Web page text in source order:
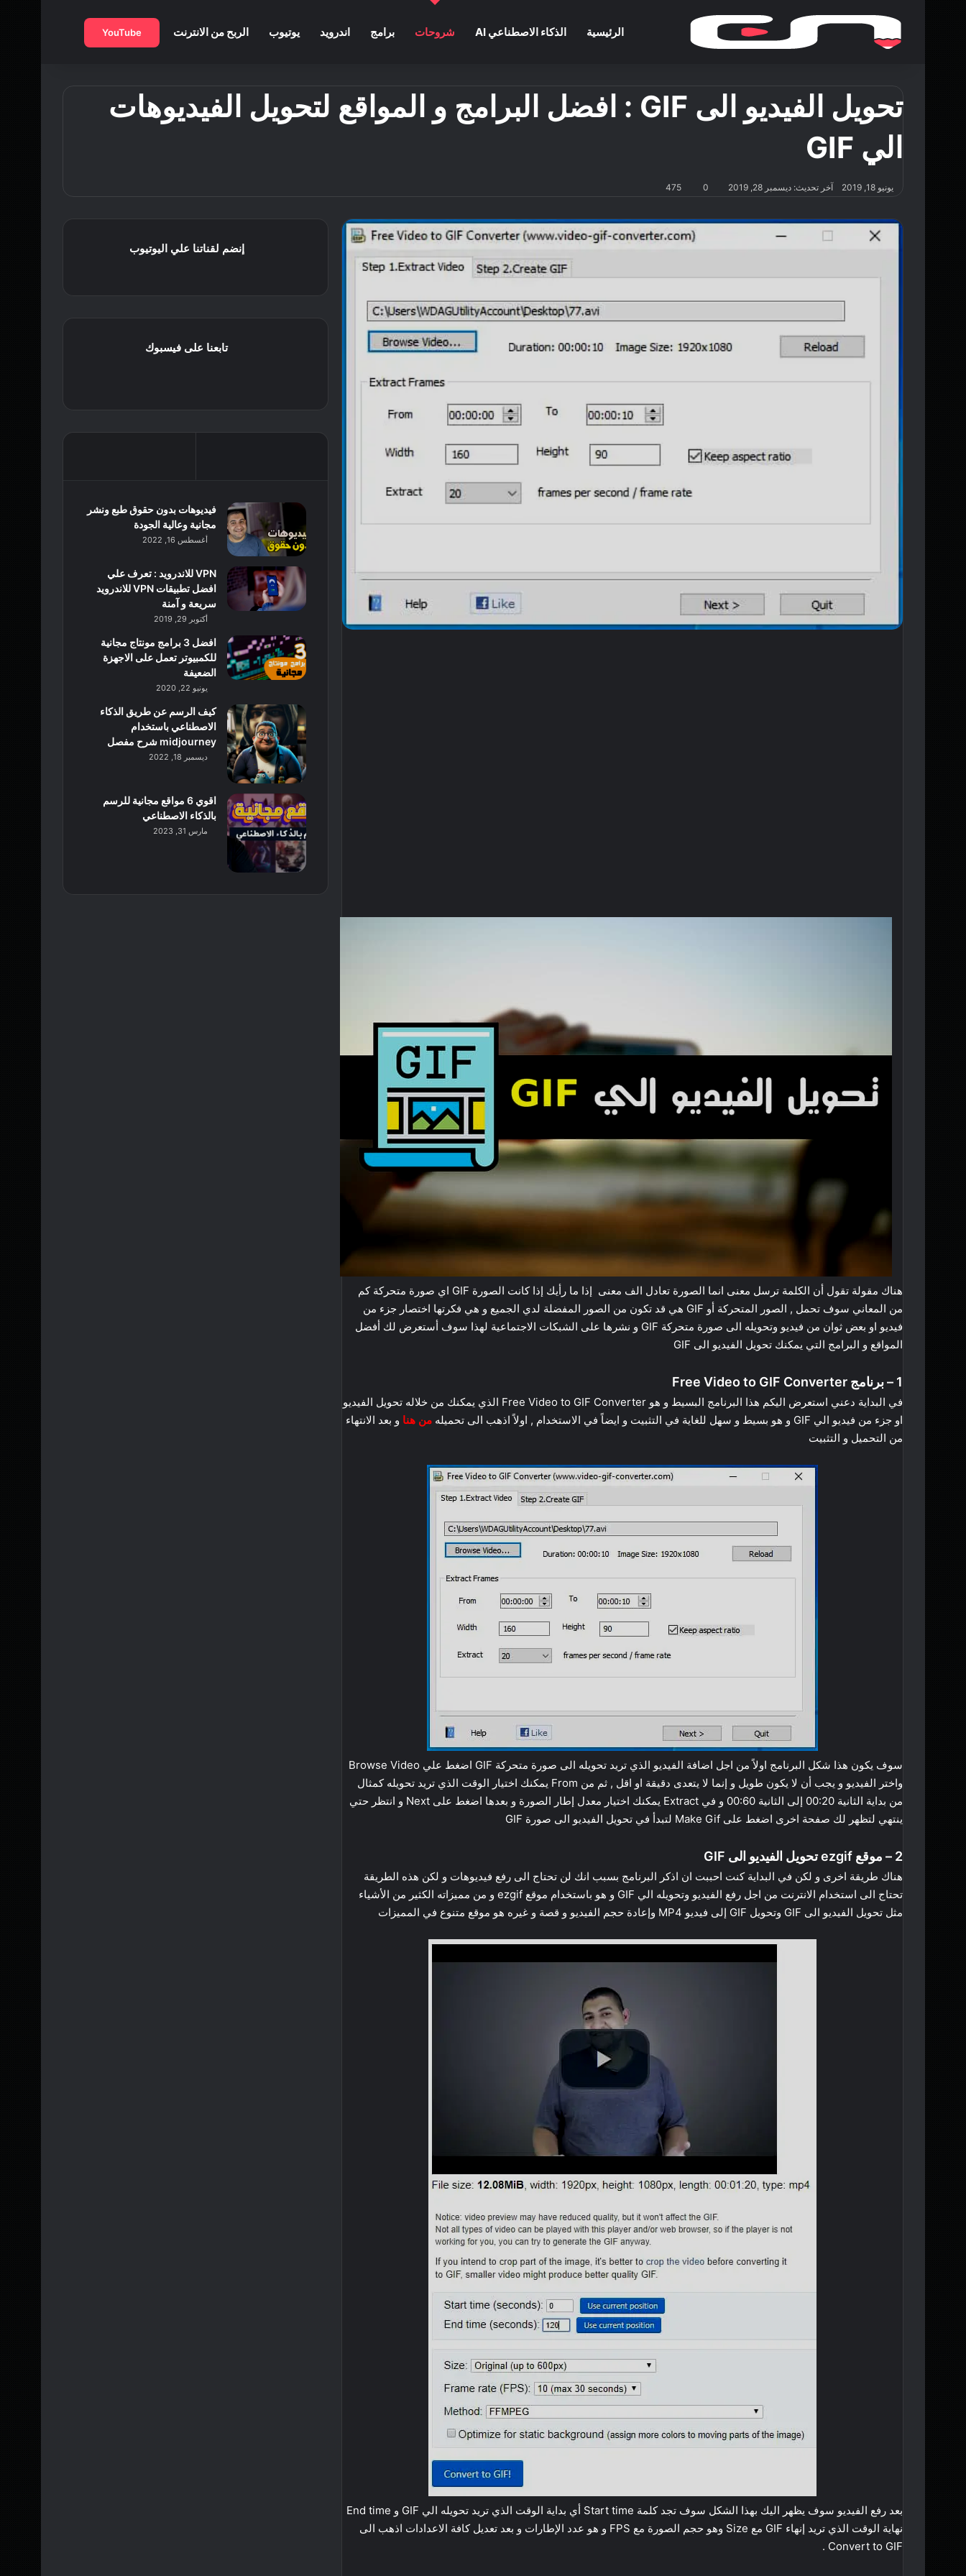
الرئيسية الذكاء الاصطناعي AI شروحات برامج اندرويد يوتيوب الربح من الانترنت YouTube
تحويل الفيديو الى GIF : افضل البرامج و المواقع لتحويل الفيديوهات
الي GIF
يونيو 18, 2019 آخر تحديث: ديسمبر 28, 2019 0
475
هناك مقولة تقول أن الكلمة ترسل معنى انما الصورة تعادل الف معنى إذا ما رأيك إذا كانت الصورة GIF اي صورة متحركة كم
من المعاني سوف تحمل , الصور المتحركة أو GIF هي قد تكون من الصور المفضلة لدي الجميع و هي فكرتها اختصار جزء من
فيديو او بعض ثوان من فيديو وتحويله الى صورة متحركة GIF و نشرها على الشبكات الاجتماعية لهذا سوف أستعرض لك أفضل
المواقع و البرامج التي يمكنك تحويل الفيديو الى GIF
1 – برنامج Free Video to GIF Converter
في البداية دعني استعرض اليكم هذا البرنامج البسيط و هو Free Video to GIF Converter الذي يمكنك من خلاله تحويل الفيديو
او جزء من فيديو الي GIF و هو بسيط و سهل للغاية في التثبيت و ايضاً في الاستخدام , اولاً اذهب الى تحميله
من هنا و بعد الانتهاء
من التحميل و التثبيت
سوف يكون هذا شكل البرنامج اولاً من اجل اضافة الفيديو الذي تريد تحويله الى صورة متحركة GIF اضغط علي Browse Video
واختر الفيديو و يجب أن لا يكون طويل و إنما لا يتعدى دقيقة او اقل , ثم من From يمكنك اختيار الوقت الذي تريد تحويله كمثال
من بداية الثانية 00:20 إلى الثانية 00:60 و في Extract يمكنك اختيار معدل إطار الصورة و بعدها اضغط على Next و انتظر حتي
ينتهي لتظهر لك صفحة اخرى اضغط على Make Gif لتبدأ في تحويل الفيديو الى صورة GIF
2 – موقع ezgif تحويل الفيديو الى GIF
هناك طريقة اخرى و لكن في البداية كنت احببت ان اذكر البرنامج بسبب انك لن تحتاج الى رفع فيديوهات و لكن هذه الطريقة
تحتاج الى استخدام الانترنت من اجل رفع الفيديو وتحويله الي GIF و هو باستخدام موقع ezgif و من مميزاته الكثير من الأشياء
مثل تحويل الفيديو الى GIF وتحويل GIF إلى فيديو MP4 وإعادة حجم الفيديو و قصة و غيره هو موقع متنوع في المميزات
بعد رفع الفيديو سوف يظهر اليك بهذا الشكل سوف تجد كلمة Start time أي بداية الوقت الذي تريد تحويله الي GIF و End time
نهاية الوقت الذي تريد إنهاء GIF مع Size وهو حجم الصورة مع FPS و هو عدد الإطارات و بعد تعديل كافة الاعدادات اذهب الى
Convert to GIF .
إنضم لقناتنا علي اليوتيوب
تابعنا على فيسبوك
فيديوهات بدون حقوق طبع ونشر
مجانية وعالية الجودة
أغسطس 16, 2022
VPN للاندرويد : تعرف علي
افضل تطبيقات VPN للاندرويد
سريعة و آمنة
أكتوبر 29, 2019
افضل 3 برامج مونتاج مجانية
للكمبيوتر تعمل على الاجهزة
الضعيفة
يونيو 22, 2020
كيف الرسم عن طريق الذكاء
الاصطناعي باستخدام
midjourney شرح مفصل
ديسمبر 18, 2022
اقوي 6 مواقع مجانية للرسم
بالذكاء الاصطناعي
مارس 31, 2023